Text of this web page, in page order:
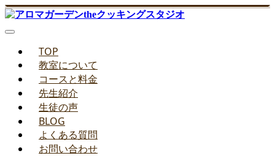
TOP
教室について
コースと料金
先生紹介
生徒の声
BLOG
よくある質問
お問い合わせ